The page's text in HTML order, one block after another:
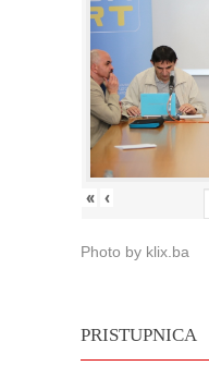
« ‹
Photo by klix.ba
PRISTUPNICA